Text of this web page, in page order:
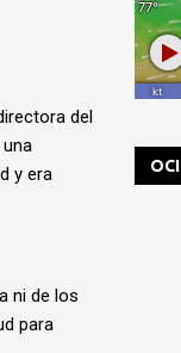
del
y era
ni de los
para